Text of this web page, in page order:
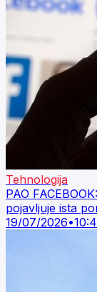
Tehnologija
PAO
pojavljuje ista
19/07/2026•